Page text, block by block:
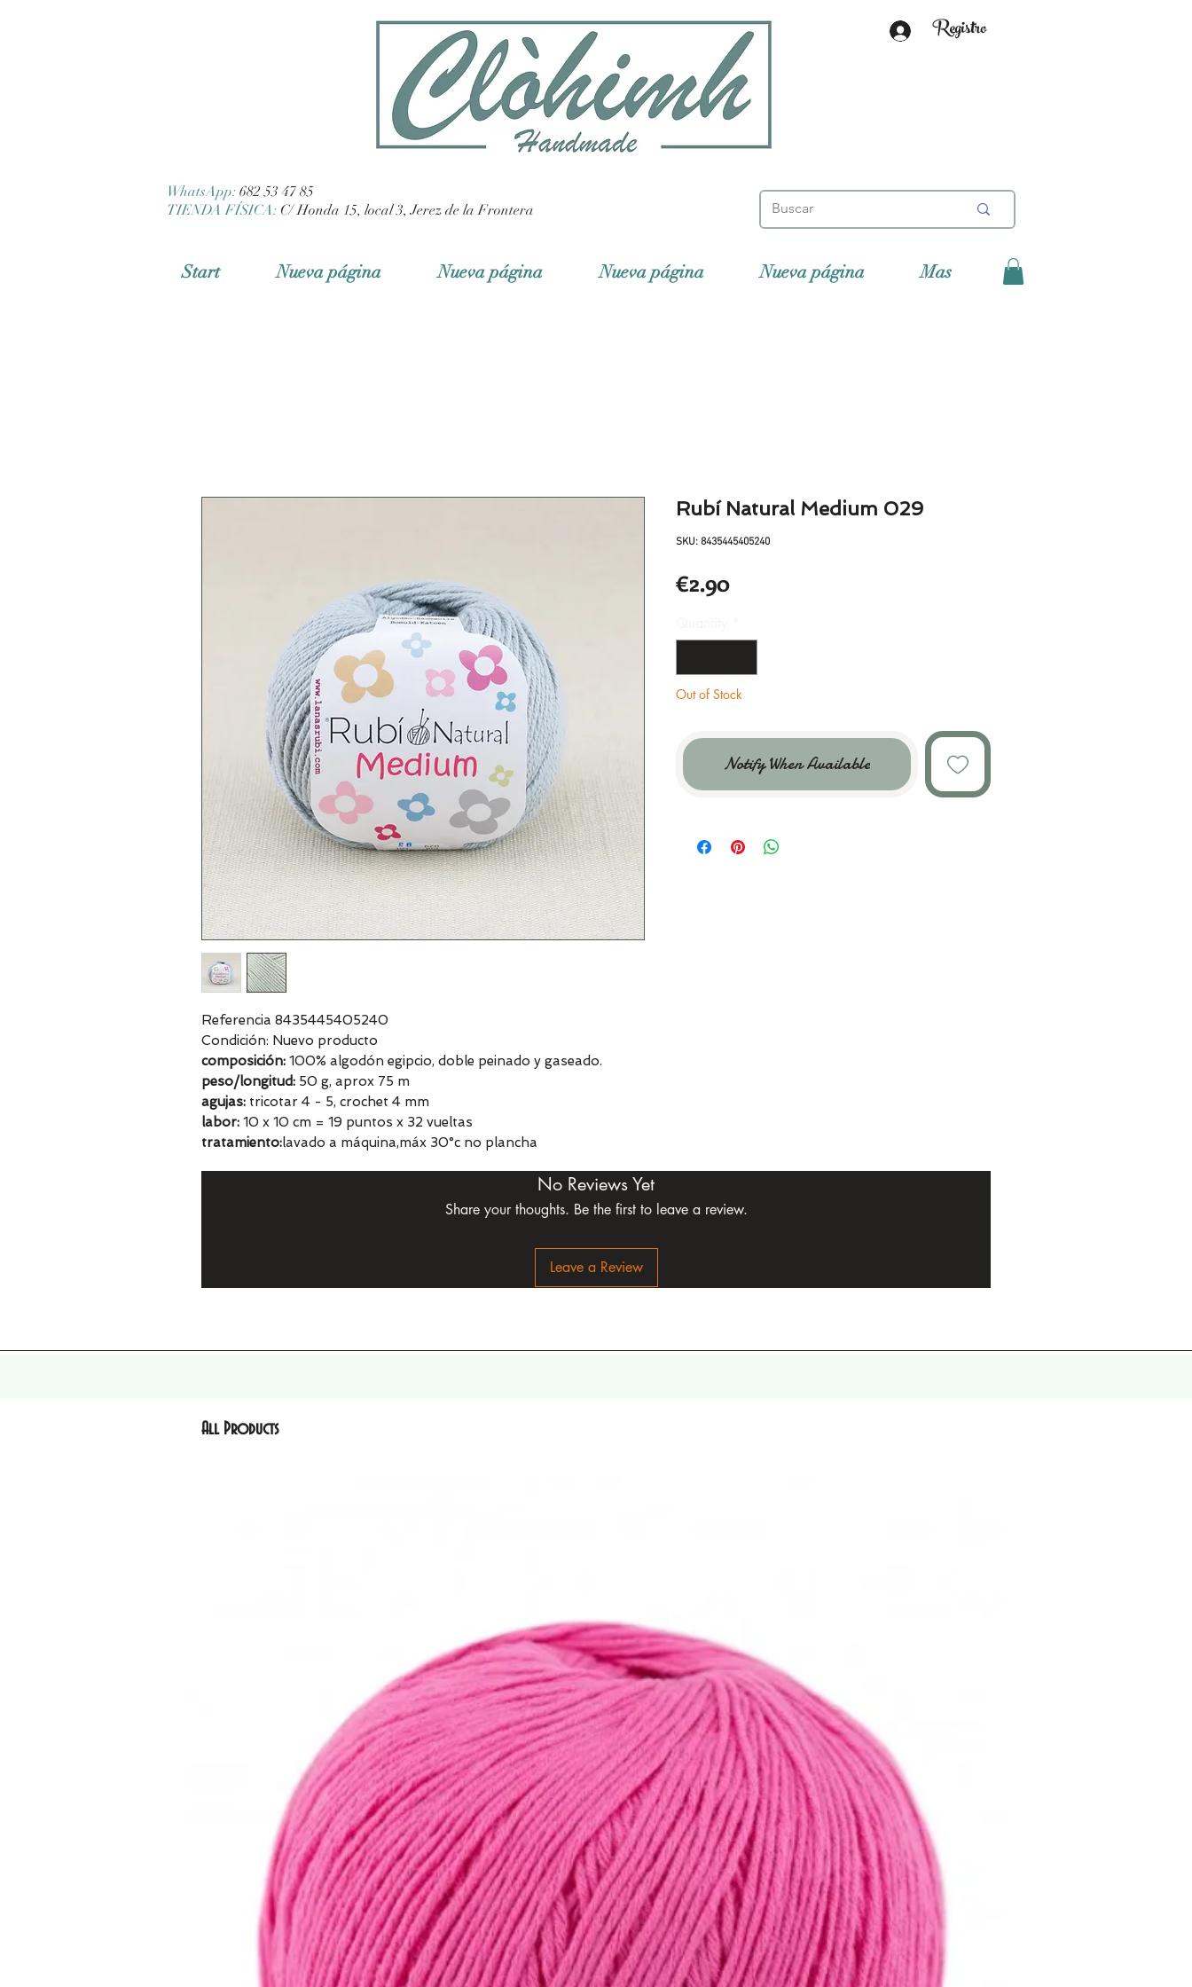
Registro
WhatsApp: 682 53 47 85
TIENDA FÍSICA: C/ Honda 15, local 3, Jerez de la Frontera
Start Nueva página Nueva página Nueva página Nueva página Mas
Referencia 8435445405240
Condición: Nuevo producto
composición: 100% algodón egipcio, doble peinado y gaseado.
peso/longitud: 50 g, aprox 75 m
agujas: tricotar 4 - 5, crochet 4 mm
labor: 10 x 10 cm = 19 puntos x 32 vueltas
tratamiento:lavado a máquina,máx 30°c no plancha
Rubí Natural Medium 029
SKU: 8435445405240
€2.90Price
Out of Stock
Notify When Available
No Reviews Yet
Share your thoughts. Be the first to leave a review.
Leave a Review
All Products